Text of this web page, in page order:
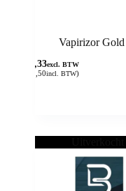
Vapirizor Gold
10,33excl. BTW
12,50incl. BTW)